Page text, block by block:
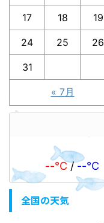
17 18 19
24 25 26
31
« 7月
--℃/--℃
全国の天気